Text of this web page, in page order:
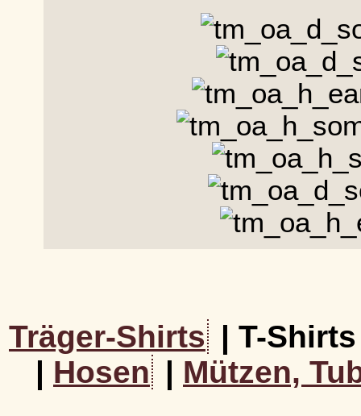
Träger-Shirts | T-
| Hosen | Mützen,